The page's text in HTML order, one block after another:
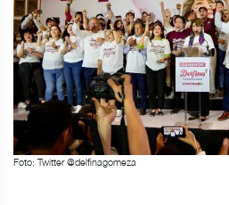
Foto: Twitter @delfinagomeza